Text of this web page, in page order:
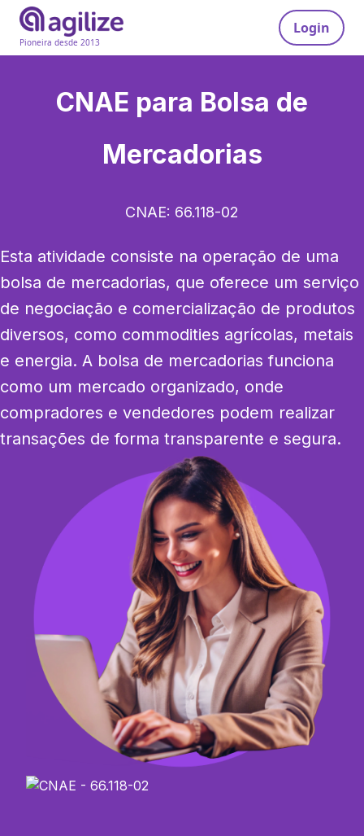
Pioneira desde 2013
Login
CNAE para Bolsa de
Mercadorias
CNAE: 66.118-02
Esta atividade consiste na operação de uma
bolsa de mercadorias, que oferece um serviço
de negociação e comercialização de produtos
diversos, como commodities agrícolas, metais
e energia. A bolsa de mercadorias funciona
como um mercado organizado, onde
compradores e vendedores podem realizar
transações de forma transparente e segura.